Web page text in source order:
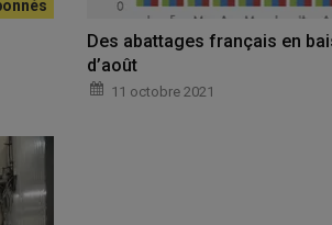
Des abattages français en
d’août
11 octobre 2021